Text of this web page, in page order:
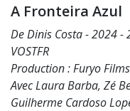
A Fronteira Azul
De Dinis Costa - 2024 -
VOSTFR
Production : Furyo Films
Avec Laura Barba, Zé
Guilherme Cardoso